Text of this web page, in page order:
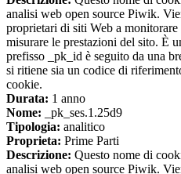
analisi web open source Piwik.
proprietari di siti Web a
misurare le prestazioni del sito. È
prefisso _pk_id è seguito da una
si ritiene sia un codice di
cookie.
Durata: 1 anno
Nome: _pk_ses.1.25d9
Tipologia: analitico
Proprieta: Prime Parti
Descrizione: Questo nome di
analisi web open source Piwik.